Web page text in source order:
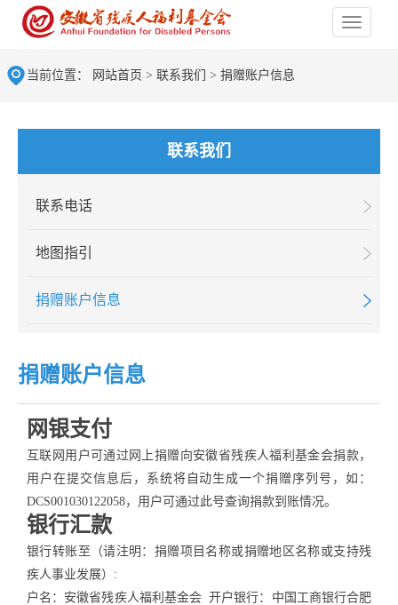
当前位置： 网站首页 > 联系我们 > 捐赠账户信息
联系我们
联系电话
地图指引
捐赠账户信息
捐赠账户信息
网银支付
互联网用户可通过网上捐赠向安徽省残疾人福利基金会捐款，
用户在提交信息后，系统将自动生成一个捐赠序列号，如：
DCS001030122058，用户可通过此号查询捐款到账情况。
银行汇款
银行转账至（请注明：捐赠项目名称或捐赠地区名称或支持残
疾人事业发展）:
户名：安徽省残疾人福利基金会 开户银行：中国工商银行合肥